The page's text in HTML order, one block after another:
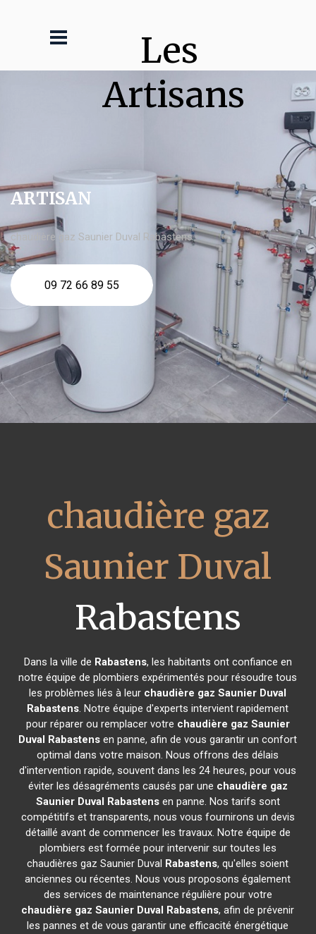
Les
Artisans
ARTISAN
chaudière gaz Saunier Duval Rabastens
09 72 66 89 55
chaudière gaz
Saunier Duval
Rabastens
Dans la ville de Rabastens, les habitants ont confiance en
notre équipe de plombiers expérimentés pour résoudre tous
les problèmes liés à leur chaudière gaz Saunier Duval
Rabastens. Notre équipe d'experts intervient rapidement
pour réparer ou remplacer votre chaudière gaz Saunier
Duval Rabastens en panne, afin de vous garantir un confort
optimal dans votre maison. Nous offrons des délais
d'intervention rapide, souvent dans les 24 heures, pour vous
éviter les désagréments causés par une chaudière gaz
Saunier Duval Rabastensen panne. Nos tarifs sont
compétitifs et transparents, nous vous fournirons un devis
détaillé avant de commencer les travaux. Notre équipe de
plombiers est formée pour intervenir sur toutes les
chaudières gaz Saunier Duval Rabastens, qu'elles soient
anciennes ou récentes. Nous vous proposons également
des services de maintenance régulière pour votre
chaudière gaz Saunier Duval Rabastens, afin de prévenir
les pannes et de vous garantir une efficacité énergétique